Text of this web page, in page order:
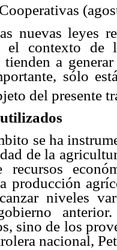
nuevas leyes
el contexto de
a
sólo
del presente
se ha
de la
recursos
producción
niveles
sino de los
nacional,